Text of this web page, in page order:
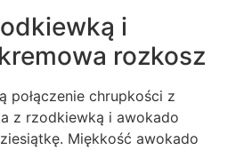
i
rozkosz
połączenie chrupkości z
z rzodkiewką i awokado
Miękkość awokado